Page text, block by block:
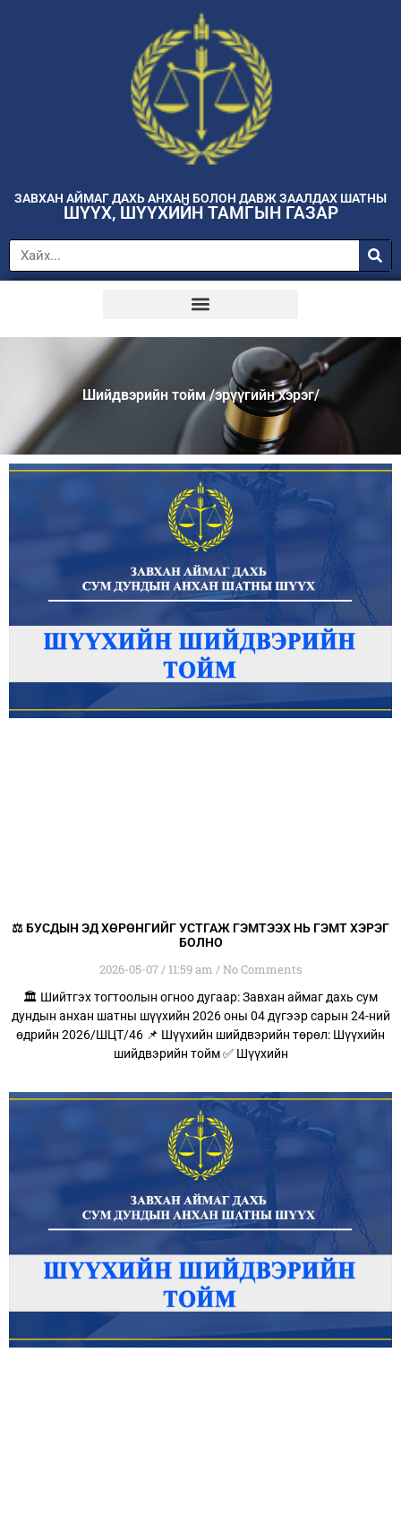
ЗАВХАН АЙМАГ ДАХЬ АНХАН БОЛОН ДАВЖ ЗААЛДАХ ШАТНЫ
ШҮҮХ, ШҮҮХИЙН ТАМГЫН ГАЗАР
Шийдвэрийн тойм /эрүүгийн хэрэг/
⚖️ БУСДЫН ЭД ХӨРӨНГИЙГ УСТГАЖ ГЭМТЭЭХ НЬ ГЭМТ ХЭРЭГ
БОЛНО
2026-05-07 11:59 am No Comments
🏛️ Шийтгэх тогтоолын огноо дугаар: Завхан аймаг дахь сум
дундын анхан шатны шүүхийн 2026 оны 04 дүгээр сарын 24-ний
өдрийн 2026/ШЦТ/46 📌 Шүүхийн шийдвэрийн төрөл: Шүүхийн
шийдвэрийн тойм ✅ Шүүхийн